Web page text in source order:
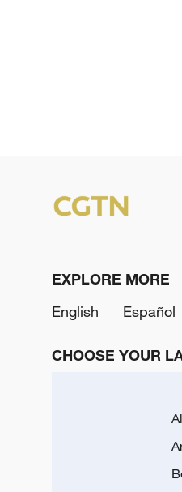
EXPLORE MORE
English
Español
CHOOSE YOUR